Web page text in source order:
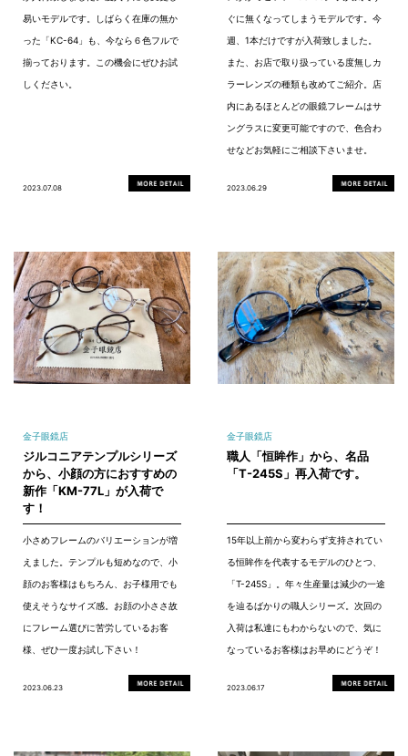
易いモデルです。しばらく在庫の無か
った「KC-64」も、今なら６色フルで
揃っております。この機会にぜひお試
しください。
2023.07.08
ぐに無くなってしまうモデルです。今
週、1本だけですが入荷致しました。
また、お店で取り扱っている度無しカ
ラーレンズの種類も改めてご紹介。店
内にあるほとんどの眼鏡フレームはサ
ングラスに変更可能ですので、色合わ
せなどお気軽にご相談下さいませ。
2023.06.29
金子眼鏡店
ジルコニアテンプルシリーズ
から、小顔の方におすすめの
新作「KM-77L」が入荷で
す！
小さめフレームのバリエーションが増
えました。テンプルも短めなので、小
顔のお客様はもちろん、お子様用でも
使えそうなサイズ感。お顔の小ささ故
にフレーム選びに苦労しているお客
様、ぜひ一度お試し下さい！
2023.06.23
金子眼鏡店
職人「恒眸作」から、名品
「T-245S」再入荷です。
15年以上前から変わらず支持されてい
る恒眸作を代表するモデルのひとつ、
「T-245S」。年々生産量は減少の一途
を辿るばかりの職人シリーズ。次回の
入荷は私達にもわからないので、気に
なっているお客様はお早めにどうぞ！
2023.06.17